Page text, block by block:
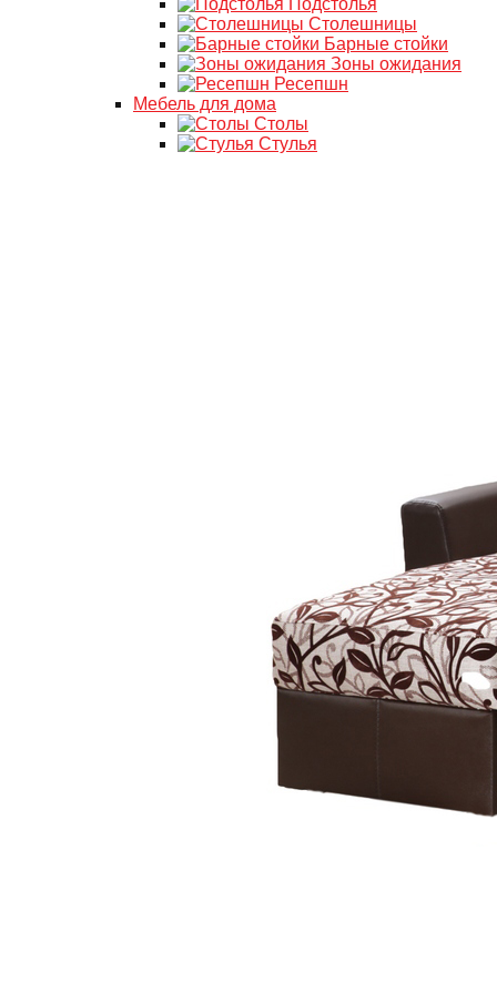
Подстолья
Столешницы
Барные стойки
Зоны ожидания
Ресепшн
Мебель для дома
Столы
Стулья